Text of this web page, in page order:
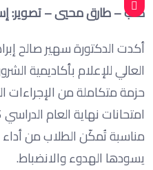
كتب – طارق محيي – تصوير:
أكدت الدكتورة سهير صالح
العالي للإعلام بأكاديمية
حزمة متكاملة من الإجراءات
مناسبة تُمكّن الطلاب من أداء
يسودها الهدوء والانضباط.